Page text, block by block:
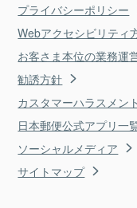
プライバシーポリシー
Webアクセシビリティ
お客さま本位の業務運
勧誘方針
カスタマーハラスメン
日本郵便公式アプリ一
ソーシャルメディア
サイトマップ